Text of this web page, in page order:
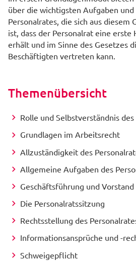
über die wichtigsten Aufgaben
Personalrates, die sich aus diesem
ist, dass der Personalrat eine erste
erhält und im Sinne des Gesetzes
Beschäftigten vertreten kann.
Themenübersicht
Rolle und Selbstverständnis
Grundlagen im Arbeitsrecht
Allzuständigkeit des
Allgemeine Aufgaben des
Geschäftsführung und
Die Personalratssitzung
Rechtsstellung des
Informationsansprüche und -
Schweigepflicht